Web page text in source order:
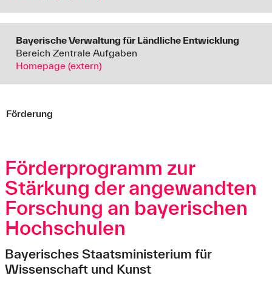
Bayerische Verwaltung für Ländliche Entwicklung
Bereich Zentrale Aufgaben
Homepage (extern)
Förderung
Förderprogramm zur
Stärkung der angewandten
Forschung an bayerischen
Hochschulen
Bayerisches Staatsministerium für
Wissenschaft und Kunst